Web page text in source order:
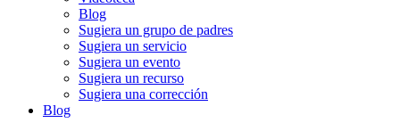
Blog
Sugiera un grupo de padres
Sugiera un servicio
Sugiera un evento
Sugiera un recurso
Sugiera una corrección
Blog